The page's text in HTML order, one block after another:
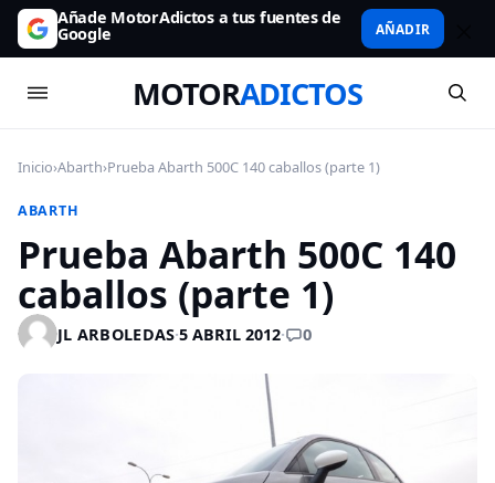
Añade MotorAdictos a tus fuentes de
Google AÑADIR
MOTORADICTOS
Inicio›Abarth›Prueba Abarth 500C 140 caballos (parte 1)
ABARTH
Prueba Abarth 500C 140
caballos (parte 1)
JL ARBOLEDAS·5 ABRIL 2012· 0